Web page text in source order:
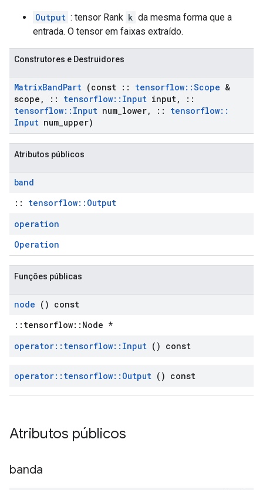
Output : tensor Rank k da mesma forma que a
entrada. O tensor em faixas extraído.
Construtores e Destruidores
MatrixBandPart (const :: tensorflow::Scope &
scope , :: tensorflow:: Input input,
::
tensorflow:: Input num lower, :: tensorflow::
Input num upper)
Atributos públicos
band
:: tensorflow::Output
operation
Operation
Funções públicas
node () const
::tensorflow::Node *
operator:: tensorflow:: Input () const
operator:: tensorflow:: Output () const
Atributos públicos
banda